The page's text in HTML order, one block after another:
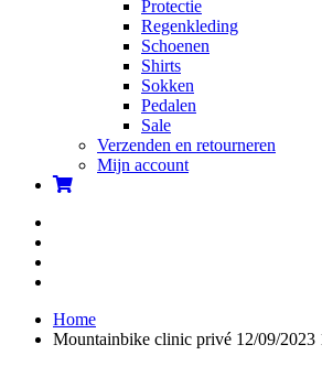
Protectie
Regenkleding
Schoenen
Shirts
Sokken
Pedalen
Sale
Verzenden en retourneren
Mijn account
Home
Mountainbike clinic privé 12/09/2023